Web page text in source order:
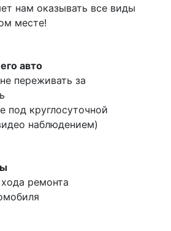
нам оказывать все виды
месте!
авто
переживать за
под круглосуточной
наблюдением)
ремонта